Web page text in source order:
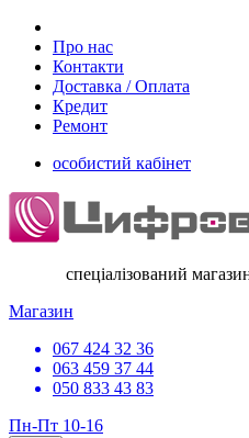
Про нас
Контакти
Доставка / Оплата
Кредит
Ремонт
особистий кабінет
спеціалізований
Магазин
067 424 32 36
063 459 37 44
050 833 43 83
Пн-Пт 10-16